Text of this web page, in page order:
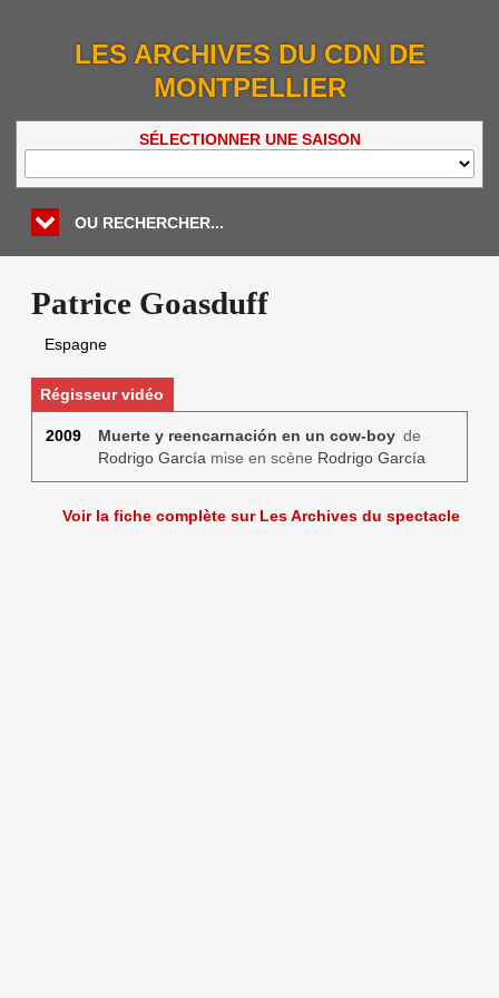
LES ARCHIVES DU CDN DE
MONTPELLIER
SÉLECTIONNER UNE SAISON
OU RECHERCHER...
Patrice Goasduff
Espagne
Régisseur vidéo
2009 Muerte y reencarnación en un cow-boyde
Rodrigo García mise en scène Rodrigo García
Voir la fiche complète sur Les Archives du spectacle